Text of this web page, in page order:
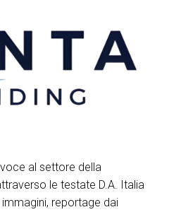
arrow_circle_right
al settore della
le testate D.A. Italia
reportage dai